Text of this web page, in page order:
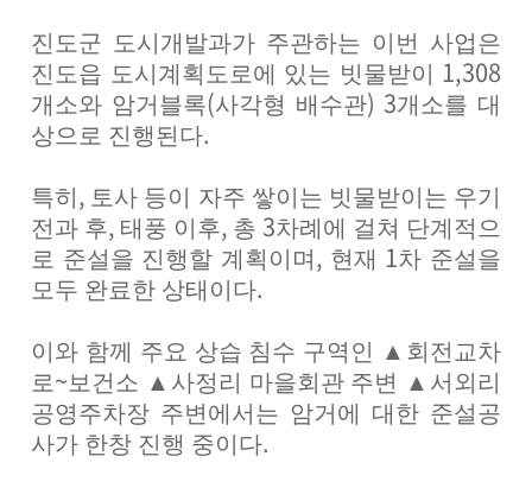
진도군 도시개발과가 주관하는 이번 사업은
진도읍 도시계획도로에 있는 빗물받이 1,308
개소와 암거블록(사각형 배수관) 3개소를 대
상으로 진행된다.
특히 , 토사 등이 자주 쌓이는 빗물받이는 우기
전과 후, 태풍 이후, 총 3차례에 걸쳐 단계적으
로 준설을 진행할 계획이며 , 현재 1차 준설을
모두 완료한 상태이다.
이와 함께 주요 상습 침수 구역인 ▲ 회전교차
로~보건소 ▲ 사정리 마을회관 주변 ▲ 서외리
공영주차장 주변에서는 암거에 대한 준설공
사가 한창 진행 중이다.